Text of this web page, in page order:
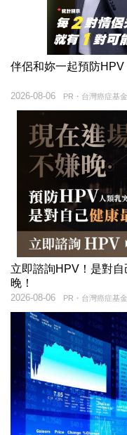
伴侶和妳一起預防HPV
PR・台灣癌症基
2026-08-06
立即諮詢HPV！是對
晚！
PR・台灣癌症基
2026-08-06